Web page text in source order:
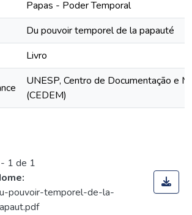
Papas - Poder Temporal
Du pouvoir temporel de la papauté
Livro
UNESP, Centro de Documentação e
(CEDEM)
1 de 1
pouvoir-temporel-de-la-